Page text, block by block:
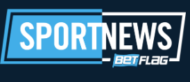
al
contenuto